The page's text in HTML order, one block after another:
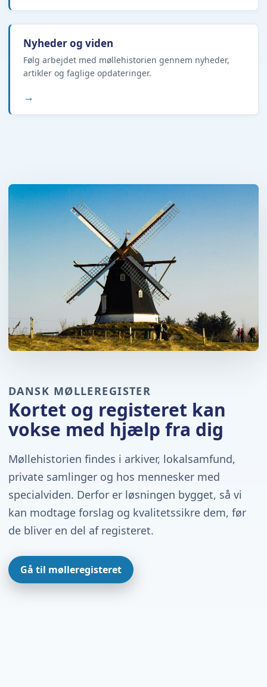
Nyheder og viden
Følg arbejdet med møllehistorien gennem nyheder,
artikler og faglige opdateringer.
→
DANSK MØLLEREGISTER
Kortet og registeret kan
vokse med hjælp fra dig
Møllehistorien findes i arkiver, lokalsamfund,
private samlinger og hos mennesker med
specialviden. Derfor er løsningen bygget, så vi
kan modtage forslag og kvalitetssikre dem, før
de bliver en del af registeret.
Gå til mølleregisteret